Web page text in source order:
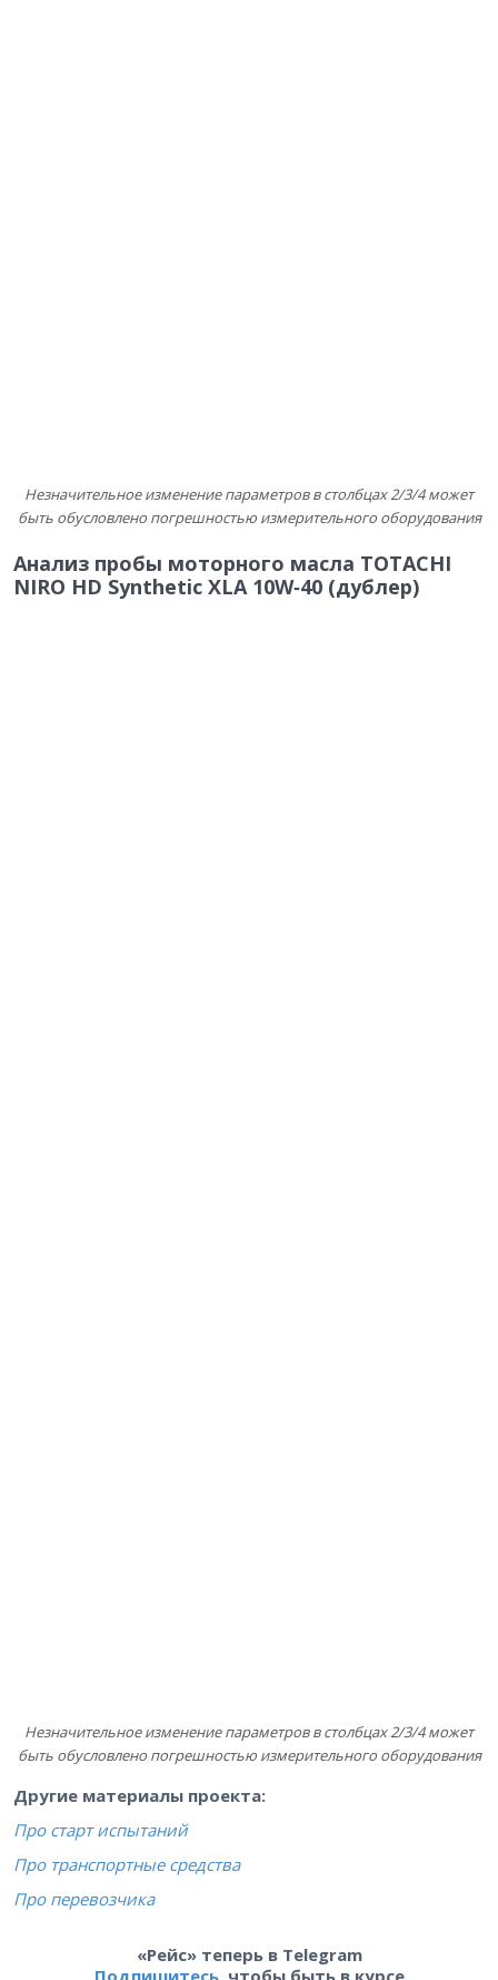
Незначительное изменение параметров в столбцах 2/3/4 может
быть обусловлено погрешностью измерительного оборудования
Анализ пробы моторного масла TOTACHI
NIRO HD Synthetic XLA 10W‑40 (дублер)
Незначительное изменение параметров в столбцах 2/3/4 может
быть обусловлено погрешностью измерительного оборудования
Другие материалы проекта:
Про старт испытаний
Про транспортные средства
Про перевозчика
«Рейс» теперь в Telegram
Подпишитесь, чтобы быть в курсе